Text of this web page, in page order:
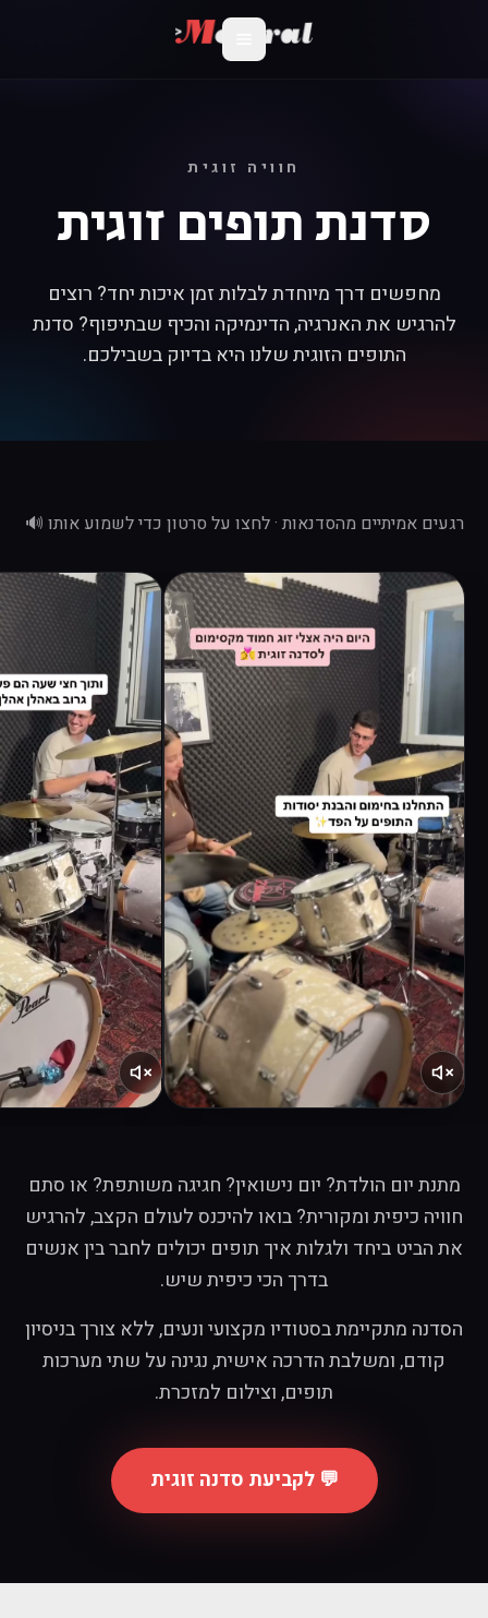
חוויה זוגית
סדנת תופים זוגית
מחפשים דרך מיוחדת לבלות זמן איכות יחד? רוצים
להרגיש את האנרגיה, הדינמיקה והכיף שבתיפוף? סדנת
התופים הזוגית שלנו היא בדיוק בשבילכם.
רגעים אמיתיים מהסדנאות · לחצו על סרטון כדי לשמוע אותו 🔊
מתנת יום הולדת? יום נישואין? חגיגה משותפת? או סתם
חוויה כיפית ומקורית? בואו להיכנס לעולם הקצב, להרגיש
את הביט ביחד ולגלות איך תופים יכולים לחבר בין אנשים
בדרך הכי כיפית שיש.
הסדנה מתקיימת בסטודיו מקצועי ונעים, ללא צורך בניסיון
קודם, ומשלבת הדרכה אישית, נגינה על שתי מערכות
תופים, וצילום למזכרת.
💬 לקביעת סדנה זוגית